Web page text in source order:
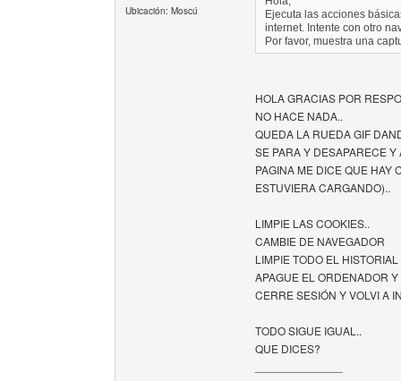
Ubicación: Moscú
Ejecuta las acciones
internet. Intente con otro
Por favor, muestra una
HOLA GRACIAS POR
NO HACE NADA..
QUEDA LA RUEDA GIF
SE PARA Y DESAPARECE
PAGINA ME DICE QUE HAY
ESTUVIERA CARGANDO)..
LIMPIE LAS COOKIES..
CAMBIE DE NAVEGADOR
LIMPIE TODO EL
APAGUE EL ORDENADOR
CERRE SESIÓN Y VOLVI A
TODO SIGUE IGUAL..
QUE DICES?